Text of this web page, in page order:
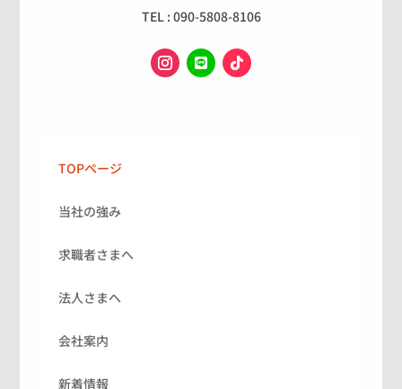
TEL : 090-5808-8106
TOPページ
当社の強み
求職者さまへ
法人さまへ
会社案内
新着情報